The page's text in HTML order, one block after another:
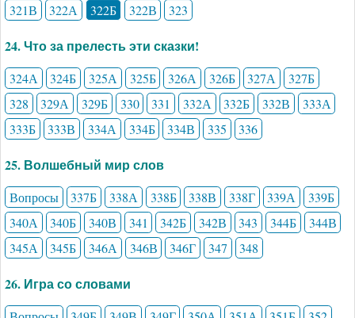
321В
322А 322Б 322В 323
24. Что за прелесть эти сказки!
324А 324Б 325А 325Б 326А 326Б 327А
327Б
328
329А 329Б 330 331 332А 332Б 332В
333А
333Б
333В 334А 334Б 334В 335 336
25. Волшебный мир слов
Вопросы 337Б 338А 338Б 338В 338Г 339А
339Б
340А
340Б 340В 341 342Б 342В 343 344Б
344В
345А
345Б 346А 346В 346Г 347 348
26. Игра со словами